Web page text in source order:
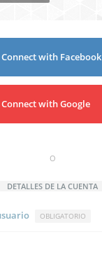
Connect with Facebook
Connect with Google
O
DETALLES DE LA CUENTA
OBLIGATORIO